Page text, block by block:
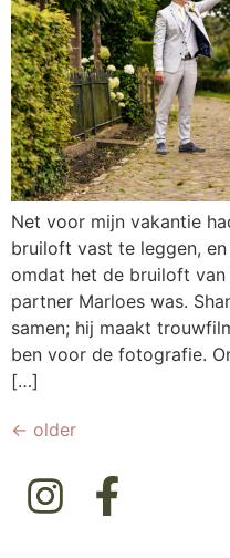
Net voor mijn vakantie
bruiloft vast te leggen,
omdat het de bruiloft van
partner Marloes was.
samen; hij maakt
ben voor de fotografie.
[…]
← older